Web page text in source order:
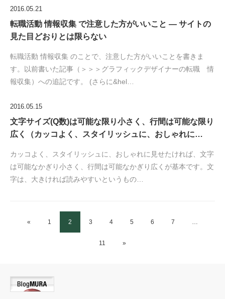
2016.05.21
転職活動 情報収集 で注意した方がいいこと — サイトの
見た目どおりとは限らない
転職活動 情報収集 のことで、注意した方がいいことを書きま
す。以前書いた記事（＞＞＞グラフィックデザイナーの転職 情
報収集）への追記です。 (さらに&hel…
2016.05.15
文字サイズ(Q数)は可能な限り小さく、行間は可能な限り
広く（カッコよく、スタイリッシュに、おしゃれに…
カッコよく、スタイリッシュに、おしゃれに見せたければ、文字
は可能なかぎり小さく、行間は可能なかぎり広くが基本です。文
字は、大きければ読みやすいというもの…
« 1 2 3 4 5 6 7 …
11 »